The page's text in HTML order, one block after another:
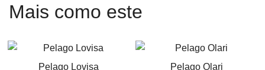
Mais como este
Pelago Lovisa
Pelago Olari